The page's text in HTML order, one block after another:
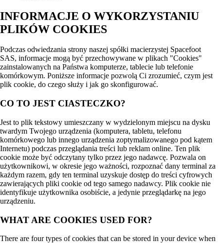
INFORMACJE O WYKORZYSTANIU
PLIKÓW COOKIES
Podczas odwiedzania strony naszej spółki macierzystej Spacefoot
SAS, informacje mogą być przechowywane w plikach "Cookies"
zainstalowanych na Państwa komputerze, tablecie lub telefonie
komórkowym. Poniższe informacje pozwolą Ci zrozumieć, czym jest
plik cookie, do czego służy i jak go skonfigurować.
CO TO JEST CIASTECZKO?
Jest to plik tekstowy umieszczany w wydzielonym miejscu na dysku
twardym Twojego urządzenia (komputera, tabletu, telefonu
komórkowego lub innego urządzenia zoptymalizowanego pod kątem
Internetu) podczas przeglądania treści lub reklam online. Ten plik
cookie może być odczytany tylko przez jego nadawcę. Pozwala on
użytkownikowi, w okresie jego ważności, rozpoznać dany terminal za
każdym razem, gdy ten terminal uzyskuje dostęp do treści cyfrowych
zawierających pliki cookie od tego samego nadawcy. Plik cookie nie
identyfikuje użytkownika osobiście, a jedynie przeglądarkę na jego
urządzeniu.
WHAT ARE COOKIES USED FOR?
There are four types of cookies that can be stored in your device when